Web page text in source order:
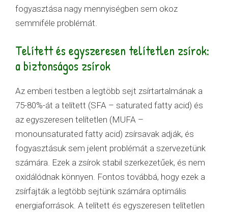
fogyasztása nagy mennyiségben sem okoz
semmiféle problémát.
Telített és egyszeresen telítetlen zsírok:
a biztonságos zsírok
Az emberi testben a legtöbb sejt zsírtartalmának a
75-80%-át a telített (SFA – saturated fatty acid) és
az egyszeresen telítetlen (MUFA –
monounsaturated fatty acid) zsírsavak adják, és
fogyasztásuk sem jelent problémát a szervezetünk
számára. Ezek a zsírok stabil szerkezetűek, és nem
oxidálódnak könnyen. Fontos továbbá, hogy ezek a
zsírfajták a legtöbb sejtünk számára optimális
energiaforrások. A telített és egyszeresen telítetlen